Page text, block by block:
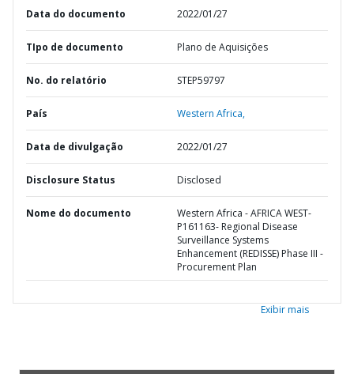
Data do documento 2022/01/27
TIpo de documento Plano de Aquisições
No. do relatório STEP59797
País Western Africa,
Data de divulgação 2022/01/27
Disclosure Status Disclosed
Nome do documento
Western Africa - AFRICA WEST-
P161163- Regional Disease
Surveillance Systems
Enhancement (REDISSE) Phase III -
Procurement Plan
Exibir mais